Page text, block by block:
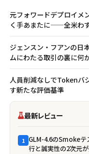
元フォワードデプロイメ
く手あまたに——全米わ
ジェンスン・フアンの日
ムにわたる取引の裏に何
人員削減なしでTokenバ
す新たな評価基準
最新レビュー
1 GLM-4.6のSmokeテ
行と誠実性の2次元